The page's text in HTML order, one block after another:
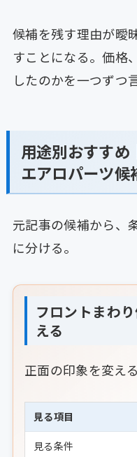
候補を残す理由が曖
すことになる。価格
したのかを一つずつ
用途別おすすめ
エアロパーツ候
元記事の候補から、
に分ける。
フロントまわ
える
正面の印象を変え
見る項目
見る条件